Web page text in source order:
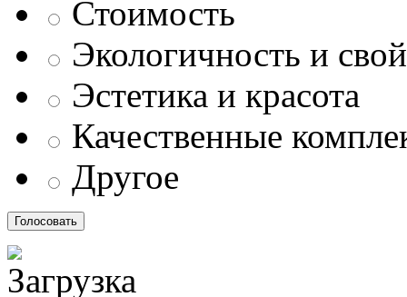
Стоимость
Экологичность и
Эстетика и красота
Качественные
Другое